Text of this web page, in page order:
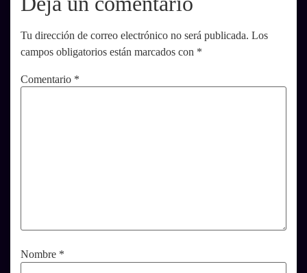
Tu dirección de correo electrónico no será publicada. Los
campos obligatorios están marcados con *
Comentario *
Nombre *